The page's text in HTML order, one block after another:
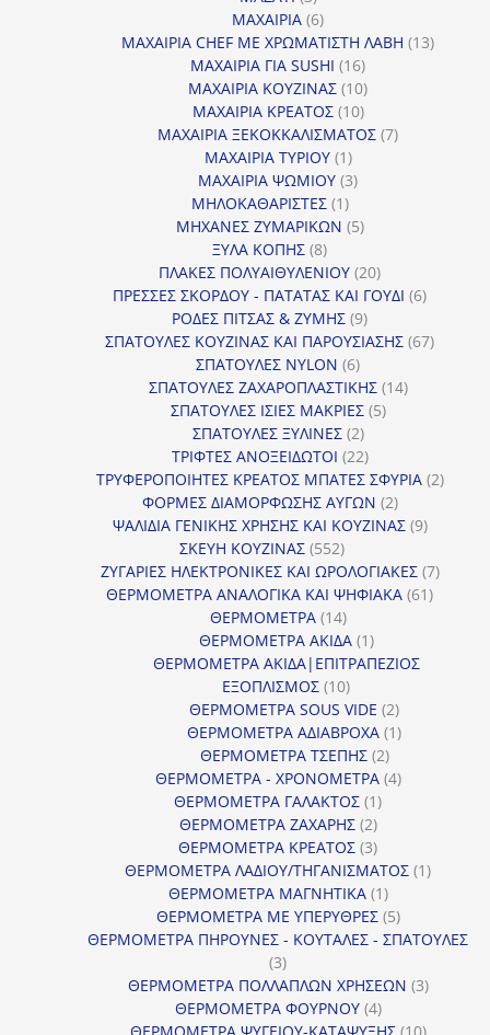
προϊόντα
ΜΑΧΑΙΡΙΑ 66
προϊόντα
ΜΑΧΑΙΡΙΑ CHEF ΜΕ ΧΡΩΜΑΤΙΣΤΗ ΛΑΒΗ 1313
ΜΑΧΑΙΡΙΑ ΓΙΑ SUSHI 1616
προϊόντα
ΜΑΧΑΙΡΙΑ ΚΟΥΖΙΝΑΣ 1010
προϊόντα
ΜΑΧΑΙΡΙΑ ΚΡΕΑΤΟΣ 1010
προϊόντα
ΜΑΧΑΙΡΙΑ ΞΕΚΟΚΚΑΛΙΣΜΑΤΟΣ 77
ΜΑΧΑΙΡΙΑ ΤΥΡΙΟΥ 11
προϊόν
ΜΑΧΑΙΡΙΑ ΨΩΜΙΟΥ 33
ΜΗΛΟΚΑΘΑΡΙΣΤΕΣ 11
προϊόν
ΜΗΧΑΝΕΣ ΖΥΜΑΡΙΚΩΝ 55
ΞΥΛΑ ΚΟΠΗΣ 88
προϊόντα
ΠΛΑΚΕΣ ΠΟΛΥΑΙΘΥΛΕΝΙΟΥ 2020
προϊόντα
ΠΡΕΣΣΕΣ ΣΚΟΡΔΟΥ - ΠΑΤΑΤΑΣ ΚΑΙ ΓΟΥΔΙ 66
ΡΟΔΕΣ ΠΙΤΣΑΣ & ΖΥΜΗΣ 99
προϊόντα
ΣΠΑΤΟΥΛΕΣ ΚΟΥΖΙΝΑΣ ΚΑΙ ΠΑΡΟΥΣΙΑΣΗΣ 6767
ΣΠΑΤΟΥΛΕΣ NYLON 66
προϊόντα
ΣΠΑΤΟΥΛΕΣ ΖΑΧΑΡΟΠΛΑΣΤΙΚΗΣ 1414
ΣΠΑΤΟΥΛΕΣ ΙΣΙΕΣ ΜΑΚΡΙΕΣ 55
ΣΠΑΤΟΥΛΕΣ ΞΥΛΙΝΕΣ 22
προϊόντα
ΤΡΙΦΤΕΣ ΑΝΟΞΕΙΔΩΤΟΙ 2222
προϊόντα
ΤΡΥΦΕΡΟΠΟΙΗΤΕΣ ΚΡΕΑΤΟΣ ΜΠΑΤΕΣ ΣΦΥΡΙΑ 22
ΦΟΡΜΕΣ ΔΙΑΜΟΡΦΩΣΗΣ ΑΥΓΩΝ 22
προϊόντα
ΨΑΛΙΔΙΑ ΓΕΝΙΚΗΣ ΧΡΗΣΗΣ ΚΑΙ ΚΟΥΖΙΝΑΣ 99
ΣΚΕΥΗ ΚΟΥΖΙΝΑΣ 552552
προϊόντα
ΖΥΓΑΡΙΕΣ ΗΛΕΚΤΡΟΝΙΚΕΣ ΚΑΙ ΩΡΟΛΟΓΙΑΚΕΣ 77
ΘΕΡΜΟΜΕΤΡΑ ΑΝΑΛΟΓΙΚΑ ΚΑΙ ΨΗΦΙΑΚΑ 6161
ΘΕΡΜΟΜΕΤΡΑ 1414
προϊόντα
ΘΕΡΜΟΜΕΤΡΑ ΑΚΙΔΑ 11
προϊόν
ΘΕΡΜΟΜΕΤΡΑ ΑΚΙΔΑ|ΕΠΙΤΡΑΠΕΖΙΟΣ
ΕΞΟΠΛΙΣΜΟΣ 1010
προϊόντα
ΘΕΡΜΟΜΕΤΡΑ SOUS VIDE 22
προϊόντα
ΘΕΡΜΟΜΕΤΡΑ ΑΔΙΑΒΡΟΧΑ 11
ΘΕΡΜΟΜΕΤΡΑ ΤΣΕΠΗΣ 22
προϊόντα
ΘΕΡΜΟΜΕΤΡΑ - ΧΡΟΝΟΜΕΤΡΑ 44
ΘΕΡΜΟΜΕΤΡΑ ΓΑΛΑΚΤΟΣ 11
προϊόν
ΘΕΡΜΟΜΕΤΡΑ ΖΑΧΑΡΗΣ 22
προϊόντα
ΘΕΡΜΟΜΕΤΡΑ ΚΡΕΑΤΟΣ 33
προϊόντα
ΘΕΡΜΟΜΕΤΡΑ ΛΑΔΙΟΥ/ΤΗΓΑΝΙΣΜΑΤΟΣ 11
ΘΕΡΜΟΜΕΤΡΑ ΜΑΓΝΗΤΙΚΑ 11
προϊόν
ΘΕΡΜΟΜΕΤΡΑ ΜΕ ΥΠΕΡΥΘΡΕΣ 55
προϊόντα
ΘΕΡΜΟΜΕΤΡΑ ΠΗΡΟΥΝΕΣ - ΚΟΥΤΑΛΕΣ - ΣΠΑΤΟΥΛΕΣ
33
προϊόντα
ΘΕΡΜΟΜΕΤΡΑ ΠΟΛΛΑΠΛΩΝ ΧΡΗΣΕΩΝ 33
ΘΕΡΜΟΜΕΤΡΑ ΦΟΥΡΝΟΥ 44
προϊόντα
10